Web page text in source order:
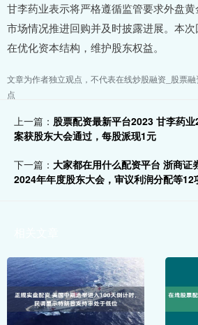
甘李药业表示将严格遵循监管要求外盘
市场情况推进回购并及时披露进展。本
在优化资本结构，维护股东权益。
文章为作者独立观点，不代表在线炒股融资_股票
点
上一篇： 股票配资最新平台2023 甘李药
案获股东大会通过，每股派现1元
下一篇： 大家都在用什么配资平台 浙商证
2024年年度股东大会，审议利润分配等12